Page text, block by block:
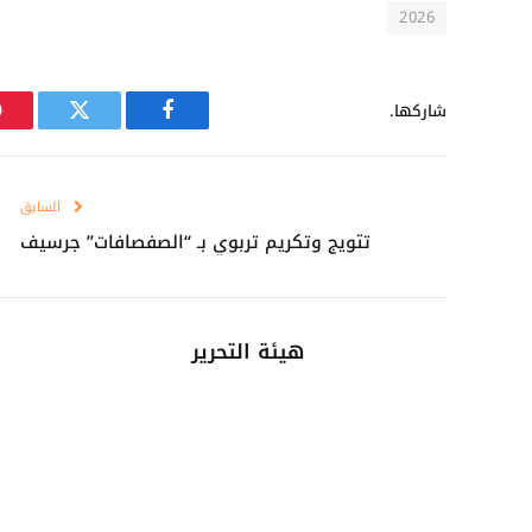
2026
شاركها.
فيسبوك تويتر
السابق
تتويج وتكريم تربوي بـ “الصفصافات” جرسيف​
هيئة التحرير